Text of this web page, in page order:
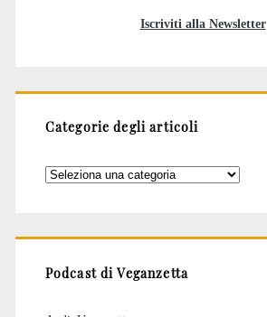
Iscriviti alla Newsletter
Categorie degli articoli
Categorie
Podcast di Veganzetta